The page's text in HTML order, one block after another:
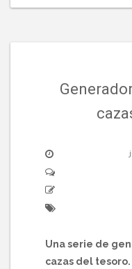
Una serie de
cazas del tesoro.